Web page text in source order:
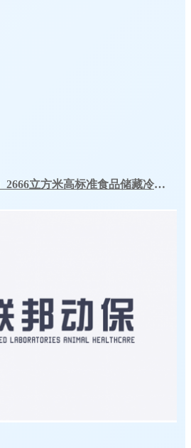
春发生物科技（宁夏）2666立方米高标准食品储藏冷库工程案例